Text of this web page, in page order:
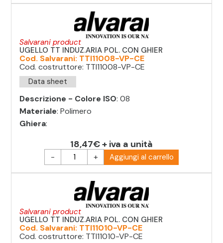
Salvarani product
UGELLO TT INDUZ.ARIA POL. CON GHIER
Cod. Salvarani: TTI11008-VP-CE
Cod. costruttore: TTI11008-VP-CE
Data sheet
Descrizione - Colore ISO: 08
Materiale: Polimero
Ghiera:
18,47€ + iva a unità
- + Aggiungi al carrello
Salvarani product
UGELLO TT INDUZ.ARIA POL. CON GHIER
Cod. Salvarani: TTI11010-VP-CE
Cod. costruttore: TTI11010-VP-CE